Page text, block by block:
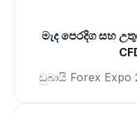
මැද පෙරදිග සහ
ඩුබායි Forex